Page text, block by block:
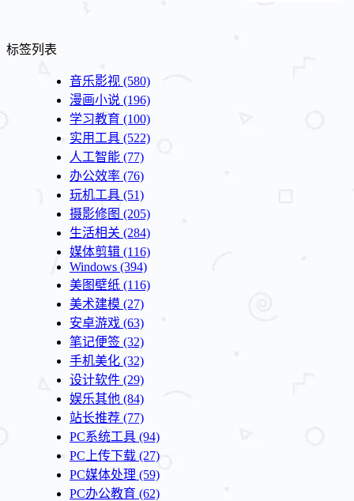
标签列表
音乐影视 (580)
漫画小说 (196)
学习教育 (100)
实用工具 (522)
人工智能 (77)
办公效率 (76)
玩机工具 (51)
摄影修图 (205)
生活相关 (284)
媒体剪辑 (116)
Windows (394)
美图壁纸 (116)
美术建模 (27)
安卓游戏 (63)
笔记便签 (32)
手机美化 (32)
设计软件 (29)
娱乐其他 (84)
站长推荐 (77)
PC系统工具 (94)
PC上传下载 (27)
PC媒体处理 (59)
PC办公教育 (62)